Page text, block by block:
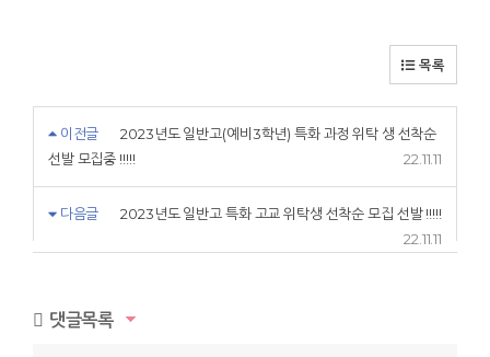
목록
이전글
2023년도 일반고(예비3학년) 특화 과정 위탁 생 선착순
선발 모집중 !!!!!
22.11.11
다음글
2023년도 일반고 특화 고교 위탁생 선착순 모집 선발 !!!!!
22.11.11
댓글목록